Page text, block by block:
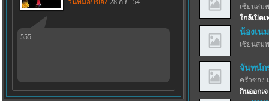
วันที่มอบของ 28 ก.ย. 54
555
เซียนสม
ใกล้เปิด
น้องเน
เซียนสม
จันทน์ก
ครัวซอง
กินออกเจ